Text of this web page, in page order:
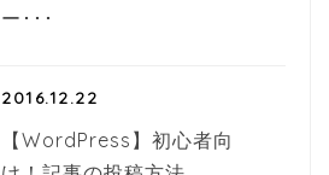
ー･･･
2016.12.22
【WordPress】初心者向